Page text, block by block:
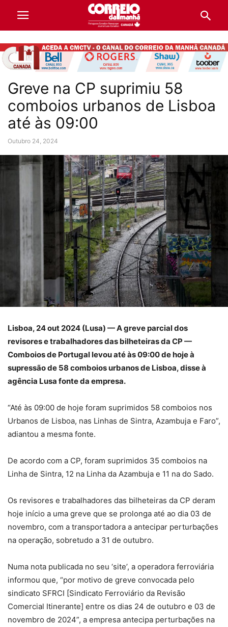
Greve na CP suprimiu 58
comboios urbanos de Lisboa
até às 09:00
Outubro 24, 2024
Lisboa, 24 out 2024 (Lusa) — A greve parcial dos
revisores e trabalhadores das bilheteiras da CP —
Comboios de Portugal levou até às 09:00 de hoje à
supressão de 58 comboios urbanos de Lisboa, disse à
agência Lusa fonte da empresa.
“Até às 09:00 de hoje foram suprimidos 58 comboios nos
Urbanos de Lisboa, nas Linhas de Sintra, Azambuja e Faro”,
adiantou a mesma fonte.
De acordo com a CP, foram suprimidos 35 comboios na
Linha de Sintra, 12 na Linha da Azambuja e 11 na do Sado.
Os revisores e trabalhadores das bilheteiras da CP deram
hoje início a uma greve que se prolonga até ao dia 03 de
novembro, com a transportadora a antecipar perturbações
na operação, sobretudo a 31 de outubro.
Numa nota publicada no seu ‘site’, a operadora ferroviária
informou que, “por motivo de greve convocada pelo
sindicato SFRCI [Sindicato Ferroviário da Revisão
Comercial Itinerante] entre os dias 24 de outubro e 03 de
novembro de 2024”, a empresa antecipa perturbações na